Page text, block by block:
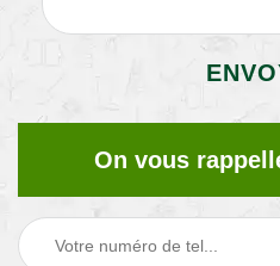
On vous